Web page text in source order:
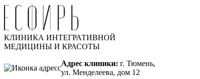
КЛИНИКА ИНТЕГРАТИВНОЙ
МЕДИЦИНЫ И КРАСОТЫ
Адрес клиники: г. Тюмень,
ул. Менделеева, дом 12